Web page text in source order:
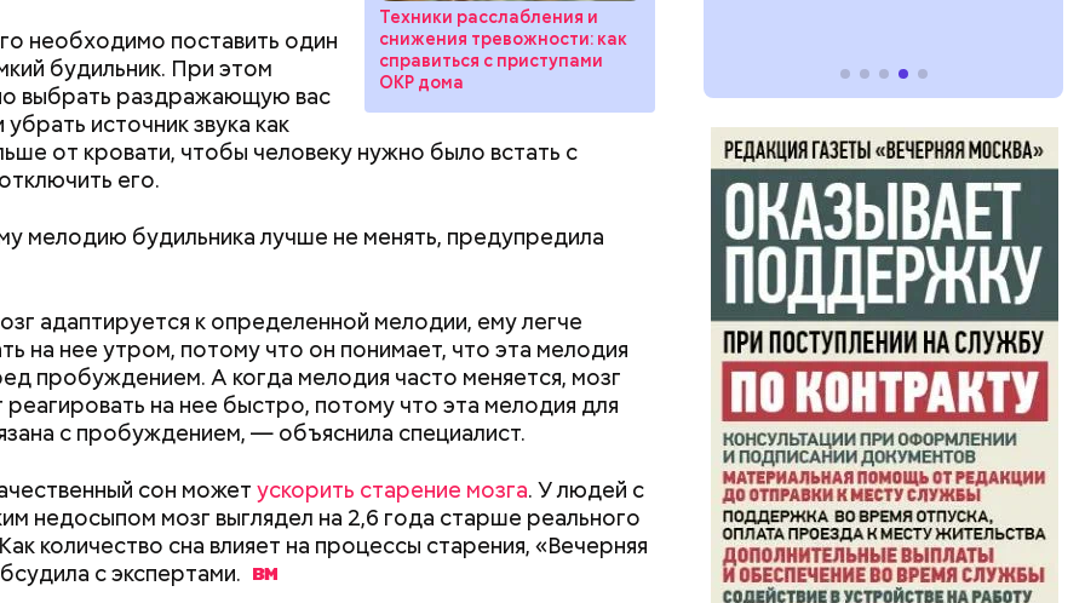
Техники расслабления и
снижения тревожности: как
справиться с приступами
ОКР дома
необходимо поставить один
будильник. При этом
выбрать раздражающую вас
источник звука как
от кровати, чтобы человеку нужно было встать с
его.
мелодию будильника лучше не менять, предупредила
адаптируется к определенной мелодии, ему легче
на нее утром, потому что он понимает, что эта мелодия
пробуждением. А когда мелодия часто меняется, мозг
реагировать на нее быстро, потому что эта мелодия для
с пробуждением, — объяснила специалист.
сон можетускорить старение мозга. У людей с
недосыпом мозг выглядел на 2,6 года старше реального
количество сна влияет на процессы старения, «Вечерняя
сэкспертами.
поцелуев
случается»